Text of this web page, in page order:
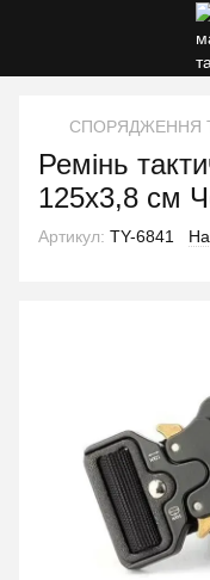
СПОРЯДЖЕННЯ
Ремінь
125х3,8 см
Артикул: TY-6841